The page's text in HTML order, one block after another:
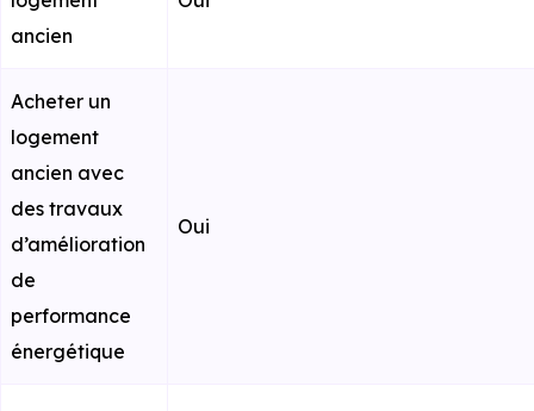
ancien
Acheter un
logement
ancien avec
des travaux
d’amélioration
de
performance
énergétique
Oui